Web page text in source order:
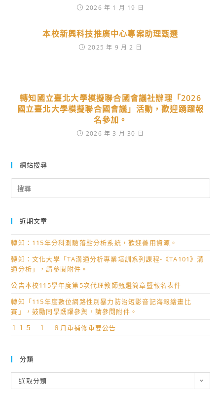
2026 年 1 月 19 日
本校新興科技推廣中心專案助理甄選
2025 年 9 月 2 日
轉知國立臺北大學模擬聯合國會議社辦理「2026
國立臺北大學模擬聯合國會議」活動，歡迎踴躍報
名參加。
2026 年 3 月 30 日
網站搜尋
for:
近期文章
轉知：115年分科測驗落點分析系統，歡迎善用資源。
轉知：文化大學「TA溝通分析專業培訓系列課程-《TA101》溝
通分析」，請參閱附件。
公告本校115學年度第5次代理教師甄選簡章暨報名表件
轉知「115年度數位網路性別暴力防治短影音記海報繪畫比
賽」，鼓勵同學踴躍參與，請參閱附件。
１１５－１－８月重補修重要公告
分類
類
選取分類